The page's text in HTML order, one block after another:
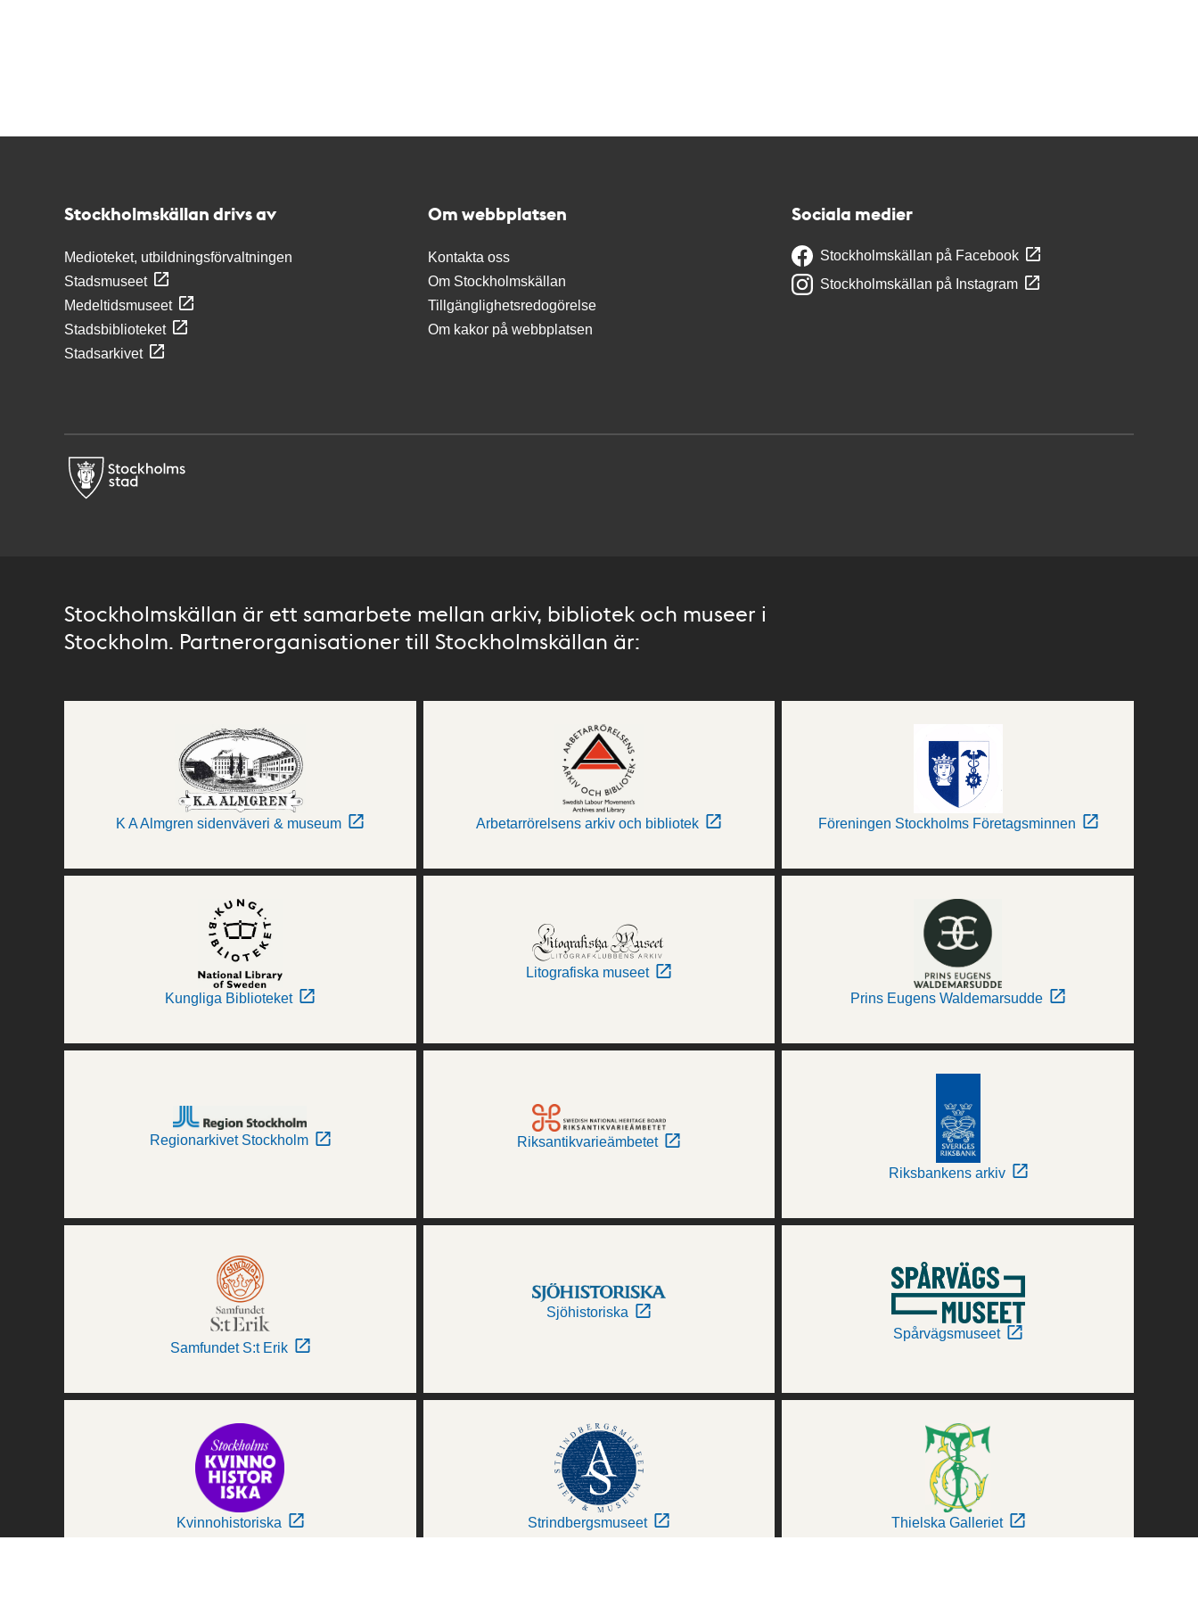
Stockholmskällan drivs av
Medioteket, utbildningsförvaltningen
Stadsmuseet
Medeltidsmuseet
Stadsbiblioteket
Stadsarkivet
Om webbplatsen
Kontakta oss
Om Stockholmskällan
Tillgänglighetsredogörelse
Om kakor på webbplatsen
Sociala medier
Stockholmskällan på Facebook
Stockholmskällan på Instagram
Stockholmskällan är ett samarbete mellan arkiv, bibliotek och museer i
Stockholm. Partnerorganisationer till Stockholmskällan är:
K A Almgren sidenväveri & museum Arbetarrörelsens arkiv och bibliotek Föreningen Stockholms Företagsminnen
Kungliga Biblioteket
Litografiska museet
Prins Eugens Waldemarsudde
Regionarkivet Stockholm Riksantikvarieämbetet
Riksbankens arkiv
Samfundet S:t Erik
Sjöhistoriska
Spårvägsmuseet
Kvinnohistoriska Strindbergsmuseet Thielska Galleriet